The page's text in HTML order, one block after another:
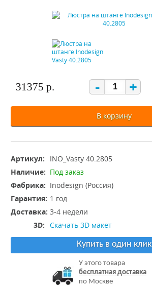
31375 р. - +
В корзину
Артикул:
INO_Vasty 40.2805
Наличие: Под заказ
Фабрика: Inodesign (Россия)
Гарантия: 1 год
Доставка: 3-4 недели
3D: Скачать 3D макет
Купить в один клик
У этого товара
бесплатная доставка
по Москве